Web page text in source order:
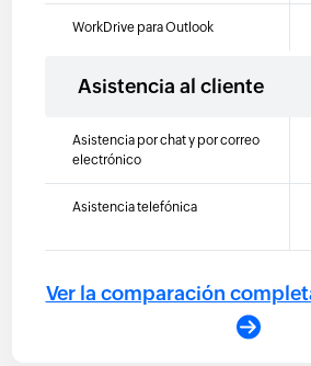
WorkDrive para Outlook
Asistencia al cliente
Asistencia por chat y por correo
electrónico
Asistencia telefónica
Ver la comparación